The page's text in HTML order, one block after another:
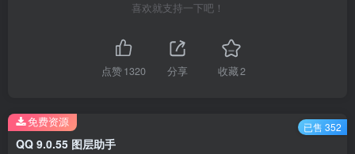
喜欢就支持一下吧！
点赞1320 分享 收藏2
QQ 9.0.55 图层助手
免费资源 已售 352